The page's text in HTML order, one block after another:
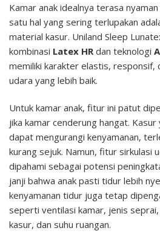
Kamar anak idealnya terasa
satu hal yang sering terlupakan
material kasur. Uniland Sleep
kombinasi Latex HR dan teknologi
memiliki karakter elastis, responsif,
udara yang lebih baik.
Untuk kamar anak, fitur ini patut
jika kamar cenderung hangat.
dapat mengurangi kenyamanan,
kurang sejuk. Namun, fitur sirkulasi
dipahami sebagai potensi
janji bahwa anak pasti tidur lebih
kenyamanan tidur juga tetap
seperti ventilasi kamar, jenis
kasur, dan suhu ruangan.